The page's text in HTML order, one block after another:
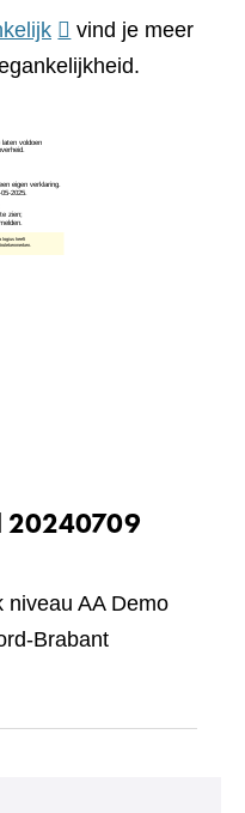
website)
(verwijst
naar
vind je meer
niveau AA Demo
Brabant